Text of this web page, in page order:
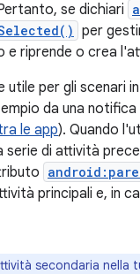
se dichiari
per
e riprende o crea
per gli scenari
da una
le app). Quando
serie di attività
principali e, in
secondaria nella